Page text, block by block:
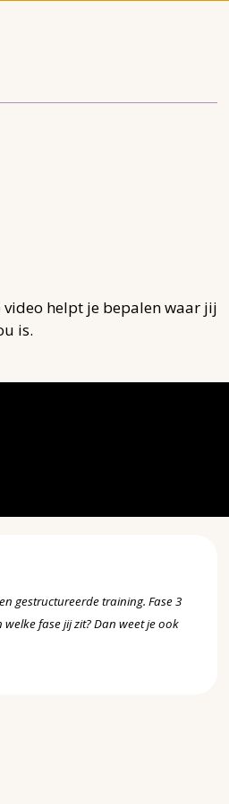
helpt je bepalen waar jij
is.
gestructureerde training. Fase 3
fase jij zit? Dan weet je ook